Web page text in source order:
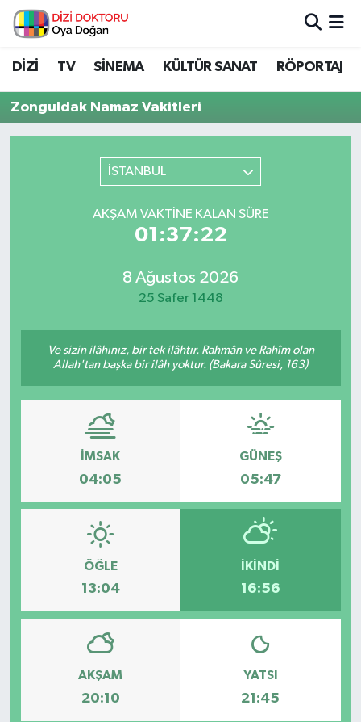
DİZİ TV SİNEMA KÜLTÜR SANAT RÖPORTAJ
Zonguldak Namaz Vakitleri
İSTANBUL
AKŞAM VAKTINE KALAN SÜRE
01:37:22
8 Ağustos 2026
25 Safer 1448
Ve sizin ilâhınız, bir tek ilâhtır. Rahmân ve Rahîm olan
Allah'tan başka bir ilâh yoktur. (Bakara Sûresi, 163)
İMSAK
04:05
GÜNEŞ
05:47
ÖĞLE
13:04
İKINDI
16:56
AKŞAM
20:10
YATSI
21:45
İstanbul Nöbetçi Eczaneler
İstanbul Hava Durumu
İstanbul Trafik Yoğunluk Haritası
Süper Lig Puan Durumu ve Fikstür
Haber Arşivi